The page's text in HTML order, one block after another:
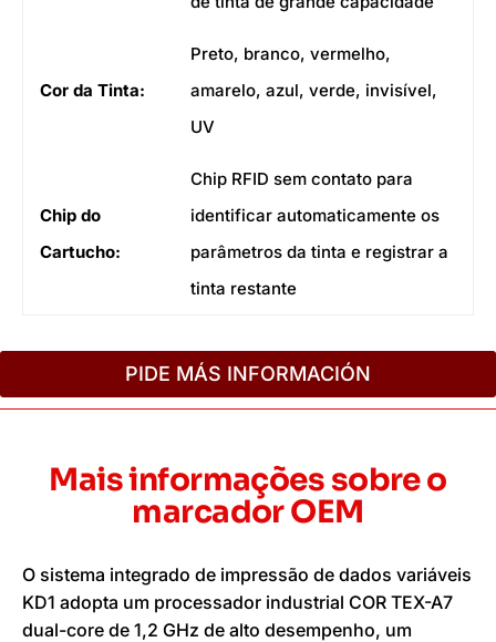
Cor da Tinta:
Preto, branco, vermelho,
amarelo, azul, verde, invisível,
UV
Chip do
Cartucho:
Chip RFID sem contato para
identificar automaticamente os
parâmetros da tinta e registrar a
tinta restante
PIDE MÁS INFORMACIÓN
Mais informações sobre o
marcador OEM
O sistema integrado de impressão de dados variáveis
KD1 adopta um processador industrial COR TEX-A7
dual-core de 1,2 GHz de alto desempenho, um